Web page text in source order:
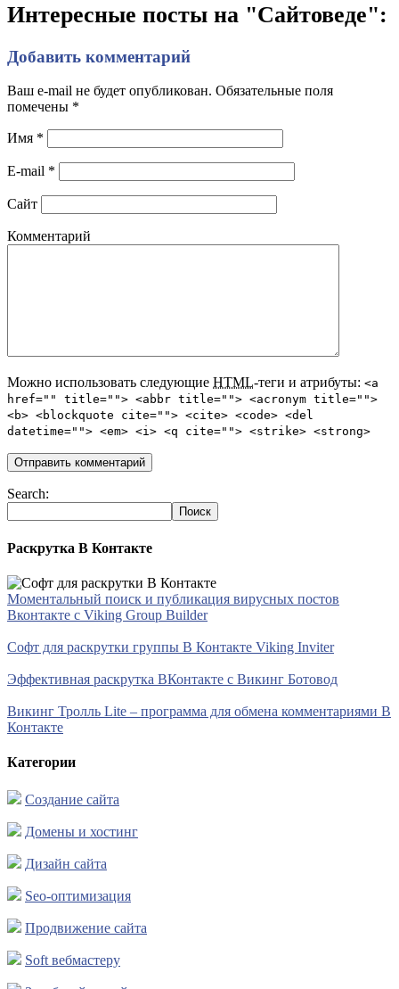
Интересные посты на "Сайтоведе":
Добавить комментарий
Ваш e-mail не будет опубликован. Обязательные поля
помечены *
Имя *
E-mail *
Сайт
Комментарий
Можно использовать следующие HTML-теги и атрибуты: <a
href="" title=""> <abbr title=""> <acronym title="">
<b> <blockquote cite=""> <cite> <code> <del
datetime=""> <em> <i> <q cite=""> <strike> <strong>
Search:
Раскрутка В Контакте
Моментальный поиск и публикация вирусных постов
Вконтакте с Viking Group Builder
Софт для раскрутки группы В Контакте Viking Inviter
Эффективная раскрутка ВКонтакте с Викинг Ботовод
Викинг Тролль Lite – программа для обмена комментариями В
Контакте
Категории
Создание сайта
Домены и хостинг
Дизайн сайта
Seo-оптимизация
Продвижение сайта
Soft вебмастеру